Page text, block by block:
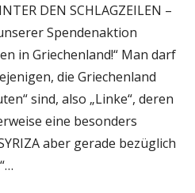
DEN SCHLAGZEILEN –
Spendenaktion
in Griechenland!“ Man darf
die Griechenland
sind, also „Linke“, deren
eine besonders
aber gerade bezüglich